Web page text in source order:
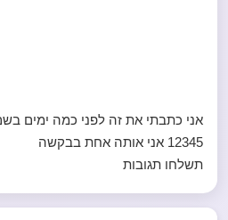
אני כתבתי את זה לפני כמה ימים
12345 אני אותה אחת בבקשה
תשלחו תגובות